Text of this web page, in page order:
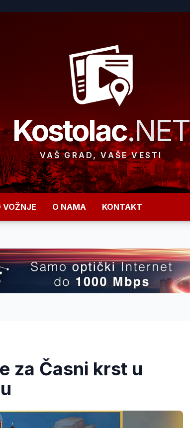
Kostolac.NET
VAŠ GRAD, VAŠE VESTI
VOŽNJE O NAMA KONTAKT
za Časni krst u